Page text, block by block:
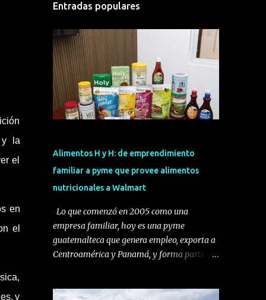
y la
el
en
el
y
Entradas populares
Alimentos H y H: de emprendimiento
familiar a pyme que provee alimentos
nutricionales a Walmart
Lo que comenzó en 2005 como una
empresa familiar, hoy es una pyme
guatemalteca que genera empleo, exporta a
Centroamérica y Panamá, y forma parte del
compañía dedicada al desarrollo,